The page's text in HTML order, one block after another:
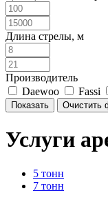
Длина стрелы, м
Производитель
Daewoo
Fassi
Услуги
5 тонн
7 тонн